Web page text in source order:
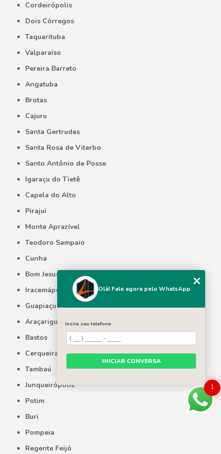
Cordeirópolis
Dois Córregos
Taquarituba
Valparaíso
Pereira Barreto
Angatuba
Brotas
Cajuru
Santa Gertrudes
Santa Rosa de Viterbo
Santo Antônio de Posse
Igaraçu do Tietê
Capela do Alto
Pirajuí
Monte Aprazível
Teodoro Sampaio
Cunha
Bom Jesus dos Perdões
Iracemápolis
Guapiaçu
Araçariguama
Bastos
Cerqueira César
Tambaú
Junqueirópolis
Potim
Buri
Pompeia
Regente Feijó
1
Olá! Fale agora pelo WhatsApp
Insira seu telefone
INICIAR CONVERSA